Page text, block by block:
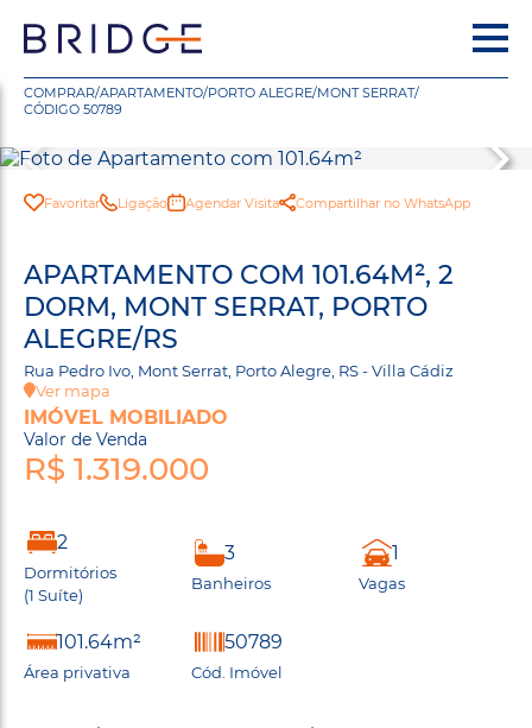
COMPRAR/APARTAMENTO/PORTO ALEGRE/MONT SERRAT/
CÓDIGO 50789
Favoritar Ligação Agendar Visita Compartilhar no WhatsApp
APARTAMENTO COM 101.64M², 2
DORM, MONT SERRAT, PORTO
ALEGRE/RS
Rua Pedro Ivo, Mont Serrat, Porto Alegre, RS - Villa Cádiz
Ver mapa
IMÓVEL MOBILIADO
Valor de Venda
R$ 1.319.000
2
Dormitórios
(1 Suíte)
3
Banheiros
1
Vagas
101.64m²
Área privativa
50789
Cód. Imóvel